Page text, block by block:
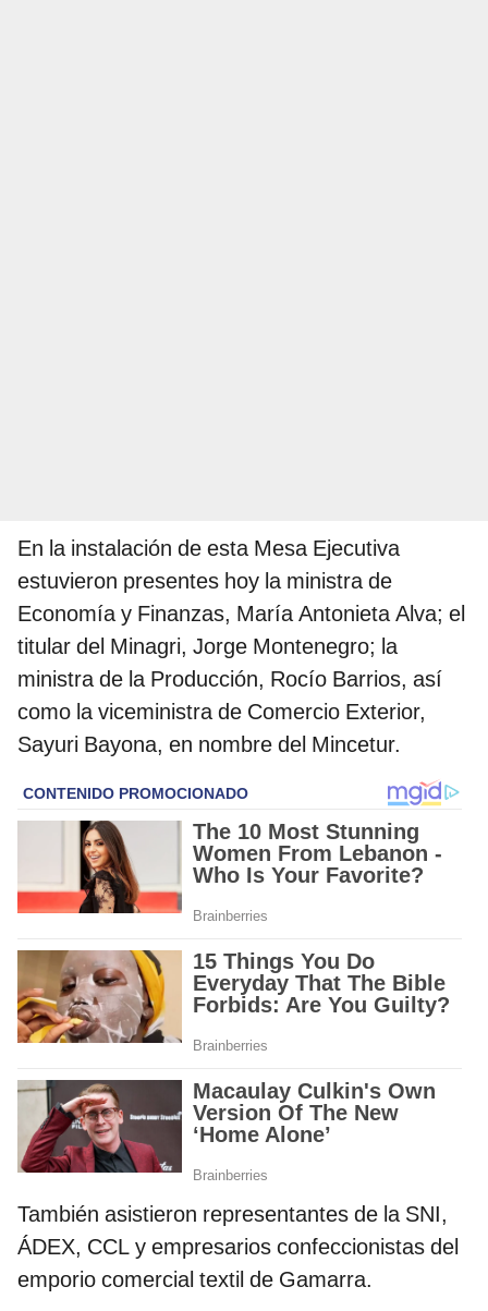
En la instalación de esta Mesa Ejecutiva
estuvieron presentes hoy la ministra de
Economía y Finanzas, María Antonieta Alva; el
titular del Minagri, Jorge Montenegro; la
ministra de la Producción, Rocío Barrios, así
como la viceministra de Comercio Exterior,
Sayuri Bayona, en nombre del Mincetur.
También asistieron representantes de la SNI,
ÁDEX, CCL y empresarios confeccionistas del
emporio comercial textil de Gamarra.